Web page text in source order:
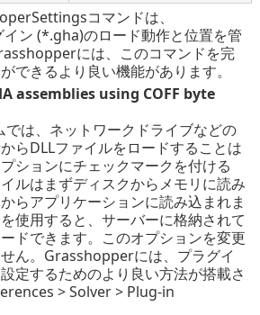
コマンドは、
ン (*.gha)のロード動作と位置を管
には、このコマンドを完
できるより良い機能があります。
assemblies using COFF byte
は、ネットワークドライブなどの
らDLLファイルをロードすることは
ションにチェックマークを付ける
ルはまずディスクからメモリに読み
らアプリケーションに読み込まれま
使用すると、サーバーに格納されて
ドできます。このオプションを変更
ん。Grasshopperには、プラグイ
定するためのより良い方法が搭載さ
> Solver > Plug-in